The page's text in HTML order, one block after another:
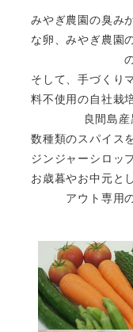
みやぎ農園の臭み
な卵、みやぎ農園
そして、手づくり
料不使用の自社栽
良間島
数種類のスパイス
ジンジャーシロッ
お歳暮やお中元と
アウト専用